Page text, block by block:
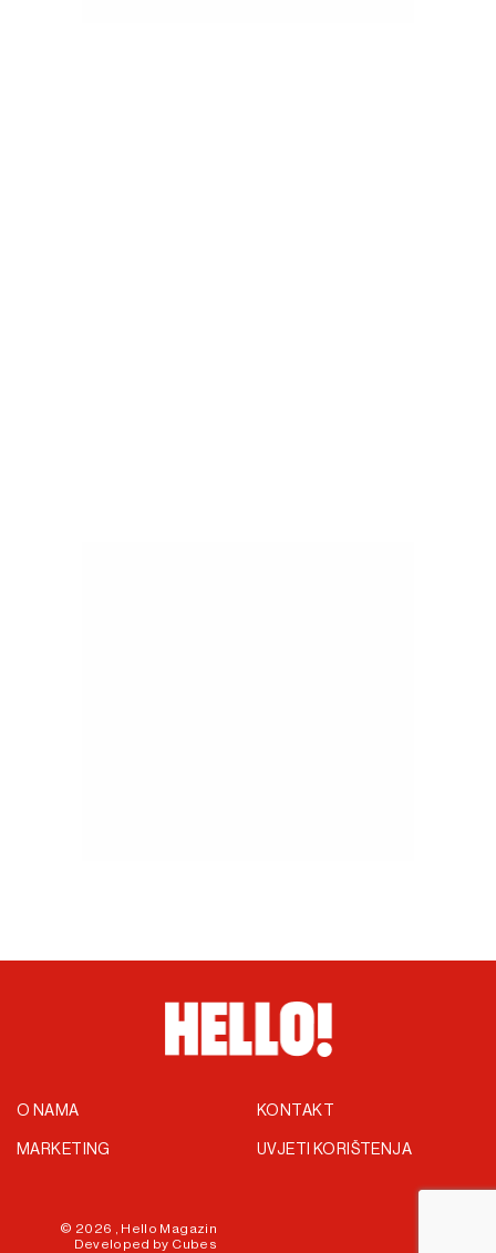
O NAMA
MARKETING
KONTAKT
UVJETI KORIŠTENJA
© 2026 , Hello Magazin
Developed by Cubes